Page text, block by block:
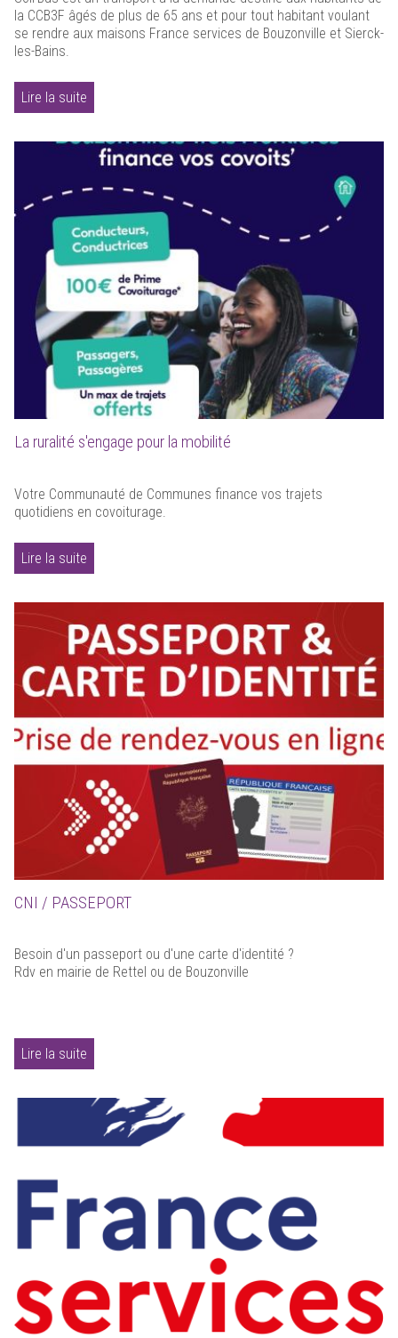
la CCB3F âgés de plus de 65 ans et pour tout habitant voulant
se rendre aux maisons France services de Bouzonville et Sierck-
les-Bains.
Lire la suite
La ruralité s'engage pour la mobilité
Votre Communauté de Communes finance vos trajets
quotidiens en covoiturage.
Lire la suite
CNI / PASSEPORT
Besoin d'un passeport ou d'une carte d'identité ?
Rdv en mairie de Rettel ou de Bouzonville
Lire la suite